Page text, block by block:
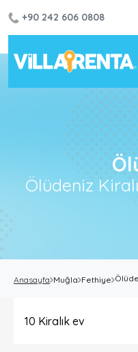
+90 242 606 0808
Ölüdeniz
Anasayfa Muğla Fethiye
10 Kiralık ev